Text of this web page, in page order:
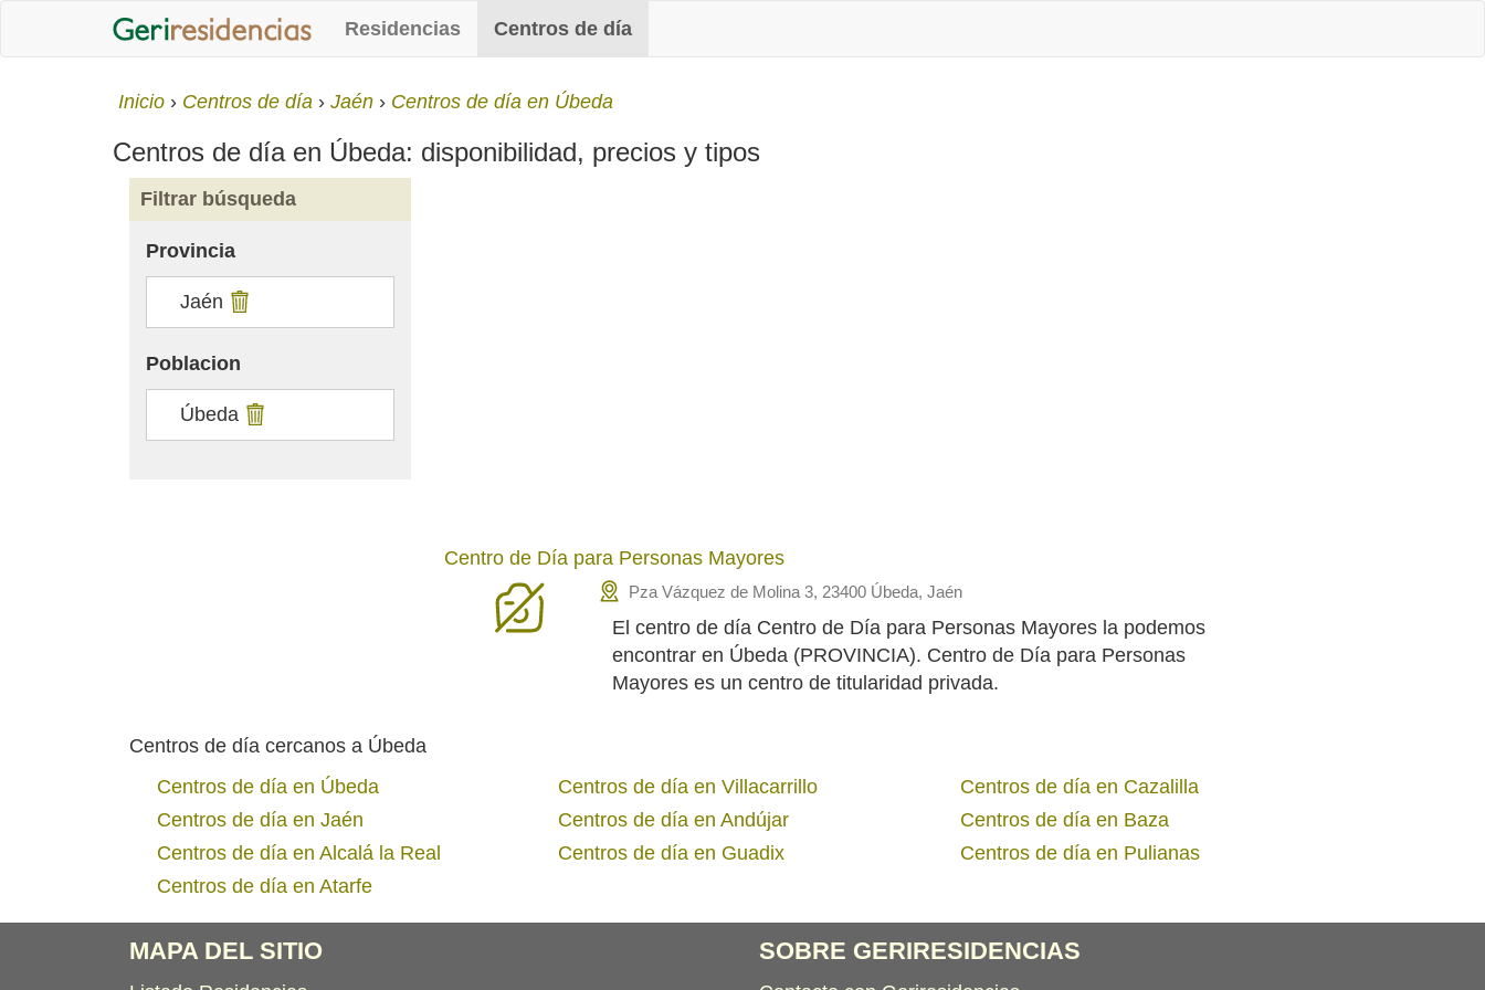
Residencias Centros de día
Inicio Centros de día Jaén Centros de día en Úbeda
Centros de día en Úbeda: disponibilidad, precios y tipos
Filtrar búsqueda
Provincia
Jaén
Poblacion
Úbeda
Centro de Día para Personas Mayores
Pza Vázquez de Molina 3, 23400 Úbeda, Jaén
El centro de día Centro de Día para Personas Mayores la podemos
encontrar en Úbeda (PROVINCIA). Centro de Día para Personas
Mayores es un centro de titularidad privada.
Centros de día cercanos a Úbeda
Centros de día en Úbeda
Centros de día en Villacarrillo
Centros de día en Cazalilla
Centros de día en Jaén
Centros de día en Andújar
Centros de día en Baza
Centros de día en Alcalá la Real
Centros de día en Guadix
Centros de día en Pulianas
Centros de día en Atarfe
MAPA DEL SITIO SOBRE GERIRESIDENCIAS